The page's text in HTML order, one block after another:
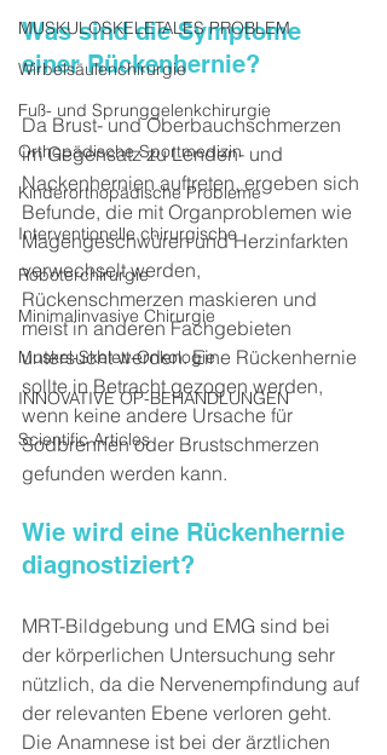
MUSKULOSKELETALES PROBLEM
Wirbelsäulenchirurgie
Fuß- und Sprunggelenkchirurgie
Orthopädische Sportmedizin
Kinderorthopädische Probleme
Interventionelle chirurgische
Roboterchirurgie
Minimalinvasive Chirurgie
Muskel-Skelett-Onkologie
INNOVATIVE OP-BEHANDLUNGEN
Scientific Articles
Was sind die Symptome
einer Rückenhernie?
Da Brust- und Oberbauchschmerzen
im Gegensatz zu Lenden- und
Nackenhernien auftreten, ergeben sich
Befunde, die mit Organproblemen wie
Magengeschwüren und Herzinfarkten
verwechselt werden,
Rückenschmerzen maskieren und
meist in anderen Fachgebieten
untersucht werden. Eine Rückenhernie
sollte in Betracht gezogen werden,
wenn keine andere Ursache für
Sodbrennen oder Brustschmerzen
gefunden werden kann.
Wie wird eine Rückenhernie
diagnostiziert?
MRT-Bildgebung und EMG sind bei
der körperlichen Untersuchung sehr
nützlich, da die Nervenempfindung auf
der relevanten Ebene verloren geht.
Die Anamnese ist bei der ärztlichen